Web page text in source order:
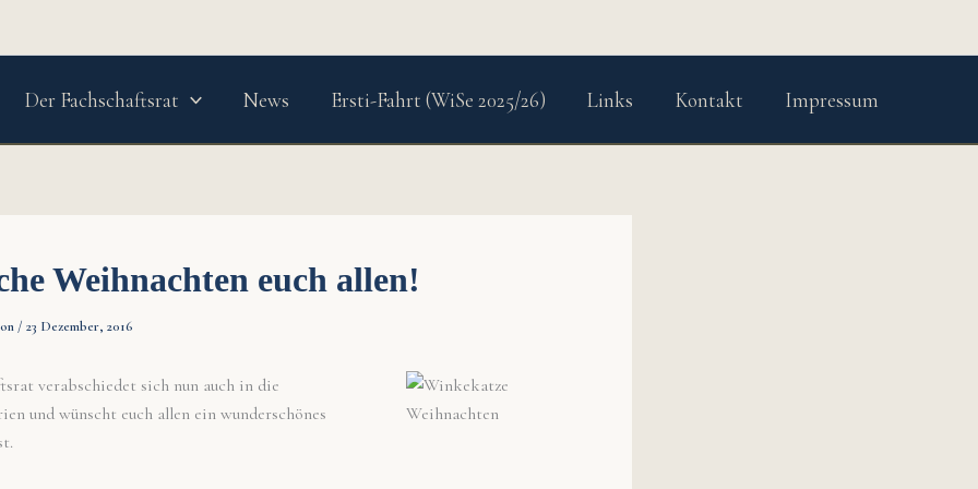
Der Fachschaftsrat News Ersti-Fahrt (WiSe 2025/26) Links Kontakt Impressum
Weihnachten euch allen!
/ 23 Dezember, 2016
verabschiedet sich nun auch in die
und wünscht euch allen ein wunderschönes